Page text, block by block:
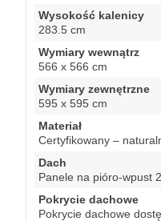
Wysokość kalenicy
283.5 cm
Wymiary wewnątrz
566 x 566 cm
Wymiary zewnętrzne
595 x 595 cm
Materiał
Certyfikowany –
Dach
Panele na pióro-wpust
Pokrycie dachowe
Pokrycie dachowe